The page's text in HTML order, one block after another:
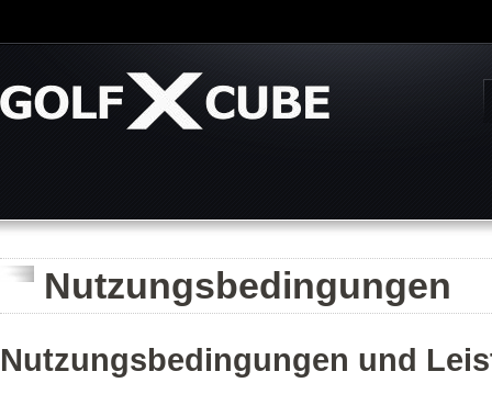
Nutzungsbedingungen
Nutzungsbedingungen und